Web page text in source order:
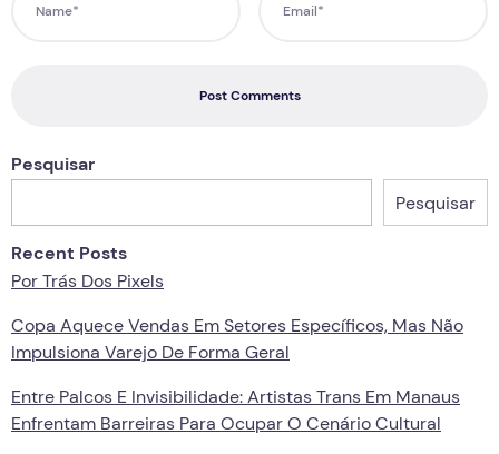
Post Comments
Pesquisar
Pesquisar
Recent Posts
Por Trás Dos Pixels
Copa Aquece Vendas Em Setores Específicos, Mas Não
Impulsiona Varejo De Forma Geral
Entre Palcos E Invisibilidade: Artistas Trans Em Manaus
Enfrentam Barreiras Para Ocupar O Cenário Cultural